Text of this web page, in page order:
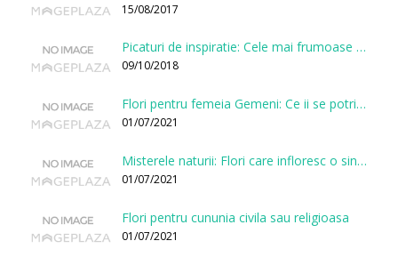
15/08/2017
Picaturi de inspiratie: Cele mai frumoase citate despre flori
09/10/2018
Flori pentru femeia Gemeni: Ce ii se potriveste, ce ii poarta noroc si ce o caracterizeaza?
01/07/2021
Misterele naturii: Flori care infloresc o singura data la cateva sute de ani
01/07/2021
Flori pentru cununia civila sau religioasa
01/07/2021